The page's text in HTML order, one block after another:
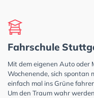
Fahrschule
Mit dem eigenen Auto oder
Wochenende, sich spontan
einfach mal ins Grüne
Um den Traum wahr